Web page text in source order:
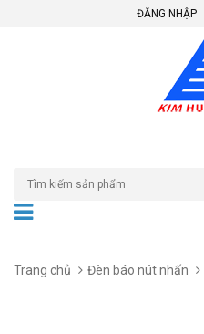
ĐĂNG NHẬP
Trang chủ Đèn báo nút nhấn